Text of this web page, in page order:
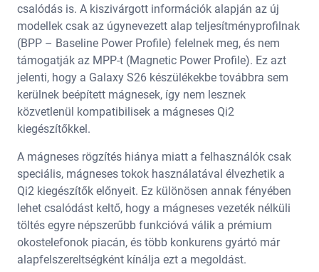
csalódás is. A kiszivárgott információk alapján az új
modellek csak az úgynevezett alap teljesítményprofilnak
(BPP – Baseline Power Profile) felelnek meg, és nem
támogatják az MPP-t (Magnetic Power Profile). Ez azt
jelenti, hogy a Galaxy S26 készülékekbe továbbra sem
kerülnek beépített mágnesek, így nem lesznek
közvetlenül kompatibilisek a mágneses Qi2
kiegészítőkkel.
A mágneses rögzítés hiánya miatt a felhasználók csak
speciális, mágneses tokok használatával élvezhetik a
Qi2 kiegészítők előnyeit. Ez különösen annak fényében
lehet csalódást keltő, hogy a mágneses vezeték nélküli
töltés egyre népszerűbb funkcióvá válik a prémium
okostelefonok piacán, és több konkurens gyártó már
alapfelszereltségként kínálja ezt a megoldást.